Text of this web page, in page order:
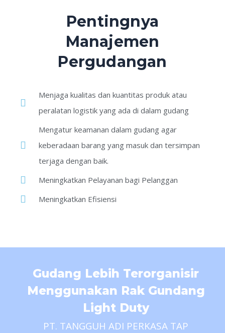
Pentingnya
Manajemen
Pergudangan
Menjaga kualitas dan kuantitas produk atau
peralatan logistik yang ada di dalam gudang
Mengatur keamanan dalam gudang agar
keberadaan barang yang masuk dan tersimpan
terjaga dengan baik.
Meningkatkan Pelayanan bagi Pelanggan
Meningkatkan Efisiensi
Gudang Lebih Terorganisir
Menggunakan Rak Gundang
Light Duty
PT. TANGGUH ADI PERKASA TAP